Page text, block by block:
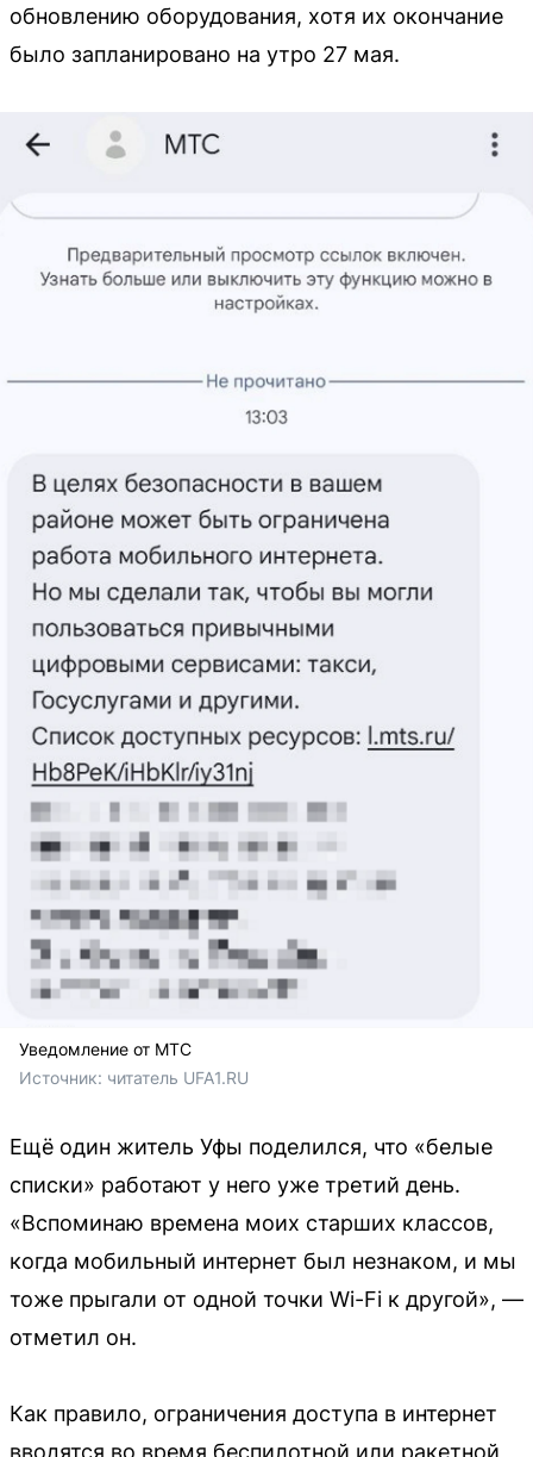
обновлению оборудования, хотя их окончание
было запланировано на утро 27 мая.
Уведомление от МТС
Источник: читатель UFA1.RU
Ещё один житель Уфы поделился, что «белые
списки» работают у него уже третий день.
«Вспоминаю времена моих старших классов,
когда мобильный интернет был незнаком, и мы
тоже прыгали от одной точки Wi-Fi к другой», —
отметил он.
Как правило, ограничения доступа в интернет
вводятся во время беспилотной или ракетной